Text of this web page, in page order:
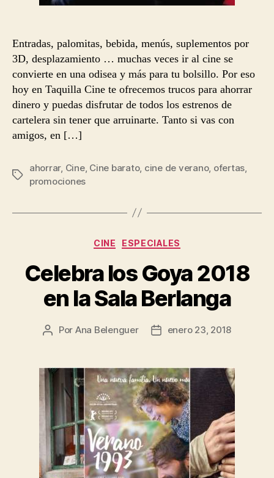
Entradas, palomitas, bebida, menús, suplementos por
3D, desplazamiento … muchas veces ir al cine se
convierte en una odisea y más para tu bolsillo. Por eso
hoy en Taquilla Cine te ofrecemos trucos para ahorrar
dinero y puedas disfrutar de todos los estrenos de
cartelera sin tener que arruinarte. Tanto si vas con
amigos, en […]
Etiquetas
ahorrar, Cine, Cine barato, cine de verano, ofertas
promociones
Categorías
CINE ESPECIALES
Celebra los Goya 2018
en la Sala Berlanga
Autor
entrada
Por Ana Belenguer
Fecha
entrada
enero 23, 2018